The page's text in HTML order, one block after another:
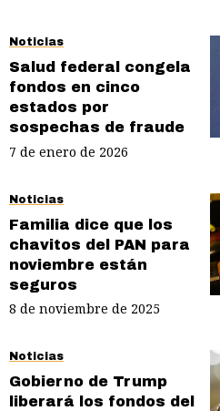
Noticias
Salud federal congela
fondos en cinco
estados por
sospechas de fraude
7 de enero de 2026
Noticias
Familia dice que los
chavitos del PAN para
noviembre están
seguros
8 de noviembre de 2025
Noticias
Gobierno de Trump
liberará los fondos del